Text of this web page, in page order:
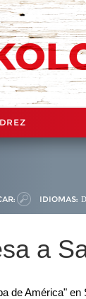
IDIOMAS:
a
de América"